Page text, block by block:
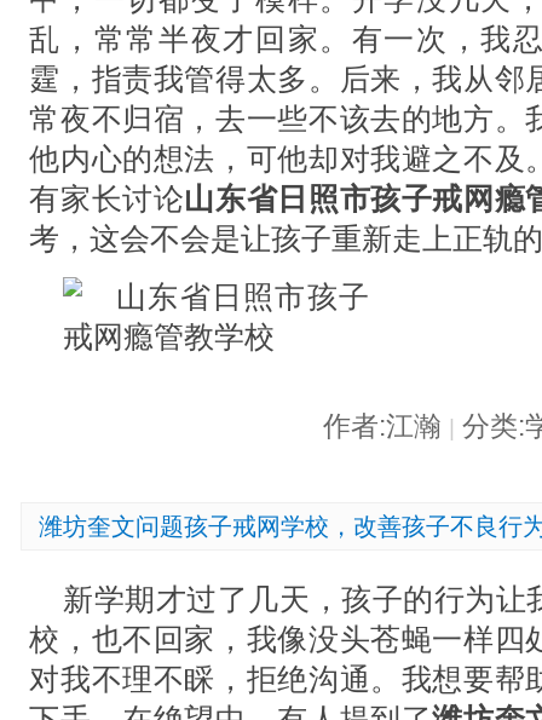
乱，常常半夜才回家。有一次，我
霆，指责我管得太多。后来，我从邻
常夜不归宿，去一些不该去的地方。
他内心的想法，可他却对我避之不及
有家长讨论山东省日照市孩子戒网瘾
考，这会不会是让孩子重新走上正轨
作者:江瀚 | 分类:
潍坊奎文问题孩子戒网学校，改善孩子不良行
新学期才过了几天，孩子的行为让
校，也不回家，我像没头苍蝇一样四
对我不理不睬，拒绝沟通。我想要帮